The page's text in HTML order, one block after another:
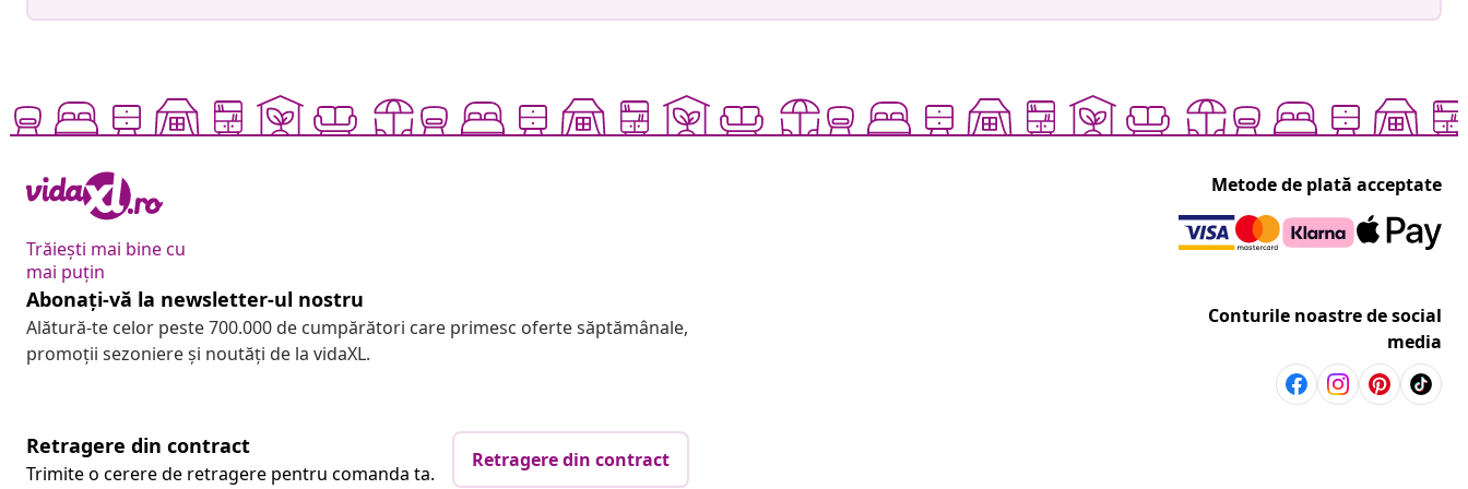
Trăiești mai bine cu
mai puțin
Metode de plată acceptate
Abonați-vă la newsletter-ul nostru
Alătură-te celor peste 700.000 de cumpărători care primesc oferte săptămânale,
promoții sezoniere și noutăți de la vidaXL.
Conturile noastre de social
media
Retragere din contract
Trimite o cerere de retragere pentru comanda ta.
Retragere din contract